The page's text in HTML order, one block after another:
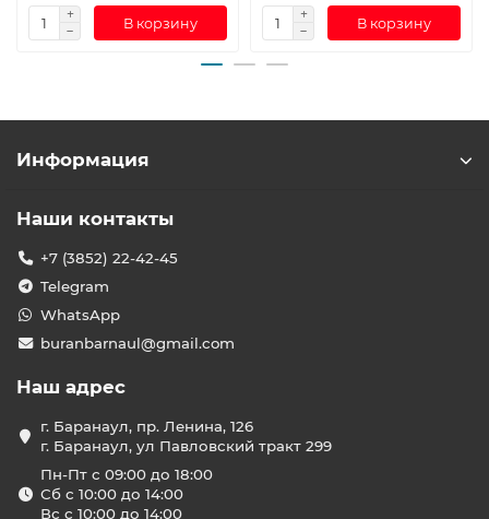
В корзину В корзину
Информация
Наши контакты
+7 (3852) 22-42-45
Telegram
WhatsApp
buranbarnaul@gmail.com
Наш адрес
г. Баранаул, пр. Ленина, 126
г. Баранаул, ул Павловский тракт 299
Пн-Пт с 09:00 до 18:00
Сб с 10:00 до 14:00
Вс с 10:00 до 14:00